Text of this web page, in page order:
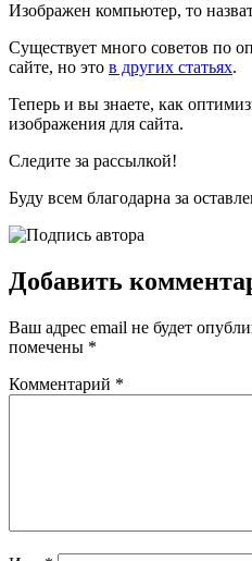
Изображен компьютер, то
Существует много советов по
сайте, но это в других статьях.
Теперь и вы знаете, как
изображения для сайта.
Следите за рассылкой!
Буду всем благодарна за
Добавить
Ваш адрес email не будет
помечены *
Комментарий *